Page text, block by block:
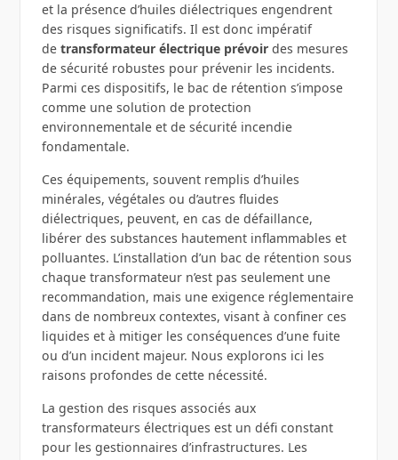
et la présence d’huiles diélectriques engendrent
des risques significatifs. Il est donc impératif
de transformateur électrique prévoirdes mesures
de sécurité robustes pour prévenir les incidents.
Parmi ces dispositifs, le bac de rétention s’impose
comme une solution de protection
environnementale et de sécurité incendie
fondamentale.
Ces équipements, souvent remplis d’huiles
minérales, végétales ou d’autres fluides
diélectriques, peuvent, en cas de défaillance,
libérer des substances hautement inflammables et
polluantes. L’installation d’un bac de rétention sous
chaque transformateur n’est pas seulement une
recommandation, mais une exigence réglementaire
dans de nombreux contextes, visant à confiner ces
liquides et à mitiger les conséquences d’une fuite
ou d’un incident majeur. Nous explorons ici les
raisons profondes de cette nécessité.
La gestion des risques associés aux
transformateurs électriques est un défi constant
pour les gestionnaires d’infrastructures. Les